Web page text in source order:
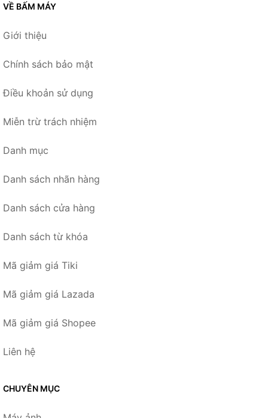
VỀ BẤM MÁY
Giới thiệu
Chính sách bảo mật
Điều khoản sử dụng
Miễn trừ trách nhiệm
Danh mục
Danh sách nhãn hàng
Danh sách cửa hàng
Danh sách từ khóa
Mã giảm giá Tiki
Mã giảm giá Lazada
Mã giảm giá Shopee
Liên hệ
CHUYÊN MỤC